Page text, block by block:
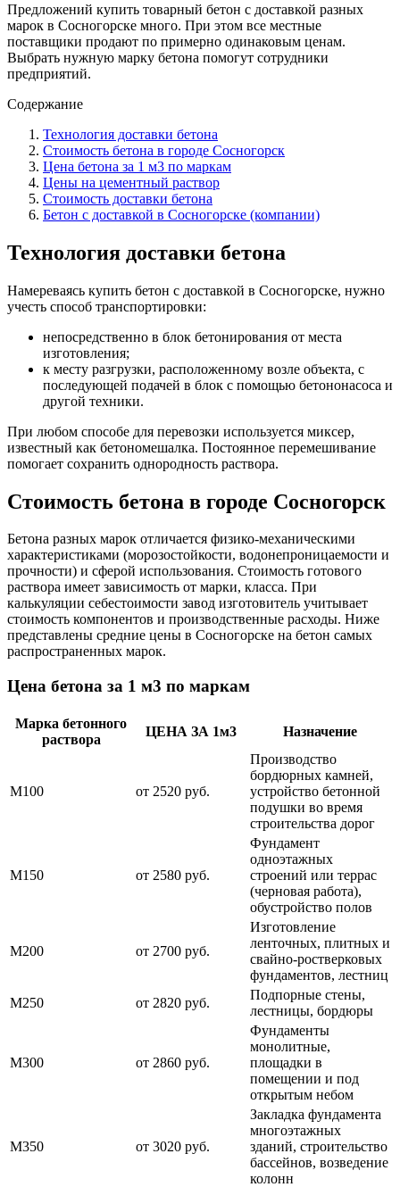
Предложений купить товарный бетон с доставкой разных
марок в Сосногорске много. При этом все местные
поставщики продают по примерно одинаковым ценам.
Выбрать нужную марку бетона помогут сотрудники
предприятий.
Содержание
Технология доставки бетона
Стоимость бетона в городе Сосногорск
Цена бетона за 1 м3 по маркам
Цены на цементный раствор
Стоимость доставки бетона
Бетон с доставкой в Сосногорске (компании)
Технология доставки бетона
Намереваясь купить бетон с доставкой в Сосногорске, нужно
учесть способ транспортировки:
непосредственно в блок бетонирования от места
изготовления;
к месту разгрузки, расположенному возле объекта, с
последующей подачей в блок с помощью бетононасоса и
другой техники.
При любом способе для перевозки используется миксер,
известный как бетономешалка. Постоянное перемешивание
помогает сохранить однородность раствора.
Стоимость бетона в городе Сосногорск
Бетона разных марок отличается физико-механическими
характеристиками (морозостойкости, водонепроницаемости и
прочности) и сферой использования. Стоимость готового
раствора имеет зависимость от марки, класса. При
калькуляции себестоимости завод изготовитель учитывает
стоимость компонентов и производственные расходы. Ниже
представлены средние цены в Сосногорске на бетон самых
распространенных марок.
Цена бетона за 1 м3 по маркам
Марка бетонного
раствора
ЦЕНА ЗА 1м3 Назначение
М100 от 2520 руб.
Производство
бордюрных камней,
устройство бетонной
подушки во время
строительства дорог
М150 от 2580 руб.
Фундамент
одноэтажных
строений или террас
(черновая работа),
обустройство полов
М200 от 2700 руб.
Изготовление
ленточных, плитных и
свайно-ростверковых
фундаментов, лестниц
М250
от 2820 руб.
Подпорные стены,
лестницы, бордюры
М300 от 2860 руб.
Фундаменты
монолитные,
площадки в
помещении и под
открытым небом
М350 от 3020 руб.
Закладка фундамента
многоэтажных
зданий, строительство
бассейнов, возведение
колонн